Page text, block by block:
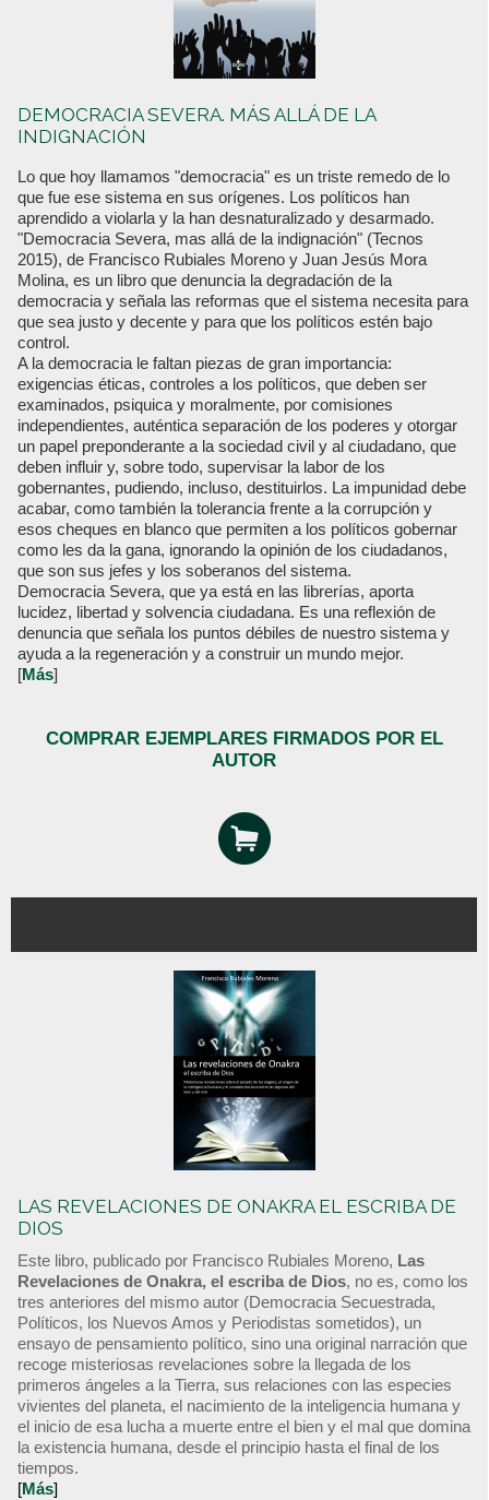
DEMOCRACIA SEVERA. MÁS ALLÁ DE LA
INDIGNACIÓN
Lo que hoy llamamos "democracia" es un triste remedo de lo
que fue ese sistema en sus orígenes. Los políticos han
aprendido a violarla y la han desnaturalizado y desarmado.
"Democracia Severa, mas allá de la indignación" (Tecnos
2015), de Francisco Rubiales Moreno y Juan Jesús Mora
Molina, es un libro que denuncia la degradación de la
democracia y señala las reformas que el sistema necesita para
que sea justo y decente y para que los políticos estén bajo
control.
A la democracia le faltan piezas de gran importancia:
exigencias éticas, controles a los políticos, que deben ser
examinados, psiquica y moralmente, por comisiones
independientes, auténtica separación de los poderes y otorgar
un papel preponderante a la sociedad civil y al ciudadano, que
deben influir y, sobre todo, supervisar la labor de los
gobernantes, pudiendo, incluso, destituirlos. La impunidad debe
acabar, como también la tolerancia frente a la corrupción y
esos cheques en blanco que permiten a los políticos gobernar
como les da la gana, ignorando la opinión de los ciudadanos,
que son sus jefes y los soberanos del sistema.
Democracia Severa, que ya está en las librerías, aporta
lucidez, libertad y solvencia ciudadana. Es una reflexión de
denuncia que señala los puntos débiles de nuestro sistema y
ayuda a la regeneración y a construir un mundo mejor.
[Más]
COMPRAR EJEMPLARES FIRMADOS POR EL
AUTOR
LAS REVELACIONES DE ONAKRA EL ESCRIBA DE
DIOS
Este libro, publicado por Francisco Rubiales Moreno, Las
Revelaciones de Onakra, el escriba de Dios, no es, como los
tres anteriores del mismo autor (Democracia Secuestrada,
Políticos, los Nuevos Amos y Periodistas sometidos), un
ensayo de pensamiento político, sino una original narración que
recoge misteriosas revelaciones sobre la llegada de los
primeros ángeles a la Tierra, sus relaciones con las especies
vivientes del planeta, el nacimiento de la inteligencia humana y
el inicio de esa lucha a muerte entre el bien y el mal que domina
la existencia humana, desde el principio hasta el final de los
tiempos.
[Más]